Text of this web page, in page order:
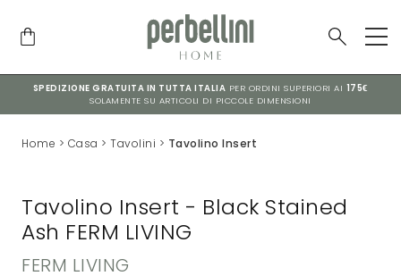
SPEDIZIONE GRATUITA IN TUTTA ITALIA PER ORDINI SUPERIORI AI 175€
SOLAMENTE SU ARTICOLI DI PICCOLE DIMENSIONI
Home > Casa > Tavolini > Tavolino Insert
Tavolino Insert - Black Stained
Ash FERM LIVING
FERM LIVING